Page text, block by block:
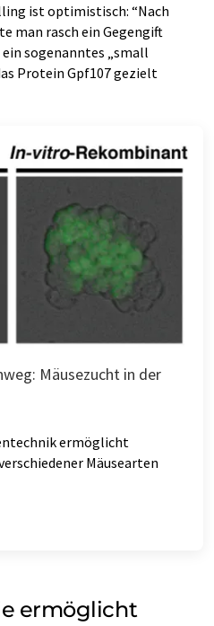
ist optimistisch: “Nach
man rasch ein Gegengift
sogenanntes „small
Protein Gpf107 gezielt
Mäusezucht in der
ermöglicht
Mäusearten
ermöglicht